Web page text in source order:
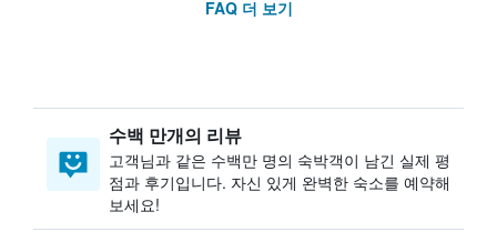
FAQ 더 보기
수백 만개의 리뷰
고객님과 같은 수백만 명의 숙박객이 남긴 실제 평
점과 후기입니다. 자신 있게 완벽한 숙소를 예약해
보세요!